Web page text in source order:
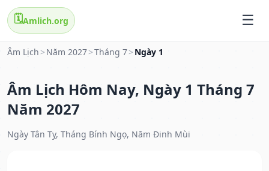
🗓️Amlich.org
Âm Lịch > Năm 2027>Tháng 7> Ngày 1
Âm Lịch Hôm Nay, Ngày 1 Tháng 7
Năm 2027
Ngày Tân Tỵ, Tháng Bính Ngọ, Năm Đinh Mùi